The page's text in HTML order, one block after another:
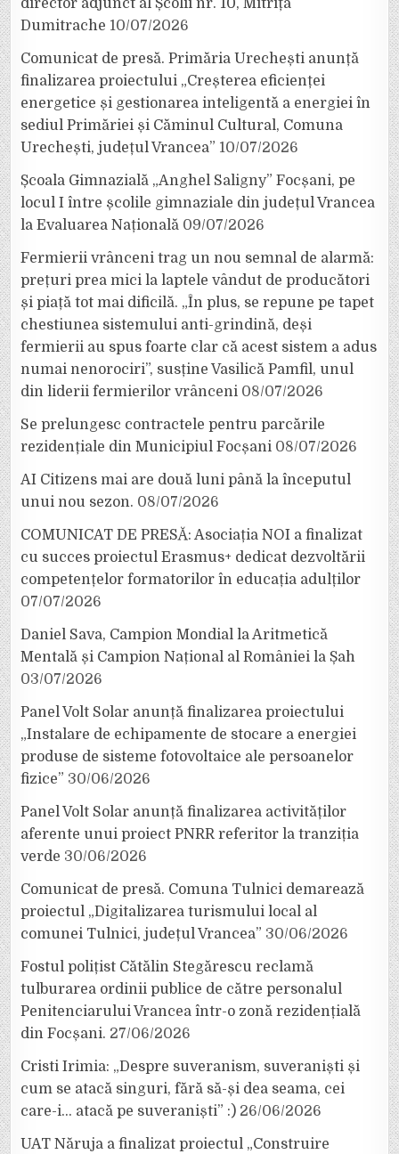
director adjunct al Școlii nr. 10, Mitrița
Dumitrache 10/07/2026
Comunicat de presă. Primăria Urechești anunță
finalizarea proiectului „Creșterea eficienței
energetice și gestionarea inteligentă a energiei în
sediul Primăriei și Căminul Cultural, Comuna
Urechești, județul Vrancea” 10/07/2026
Școala Gimnazială „Anghel Saligny” Focșani, pe
locul I între școlile gimnaziale din județul Vrancea
la Evaluarea Națională 09/07/2026
Fermierii vrânceni trag un nou semnal de alarmă:
prețuri prea mici la laptele vândut de producători
și piață tot mai dificilă. „În plus, se repune pe tapet
chestiunea sistemului anti-grindină, deși
fermierii au spus foarte clar că acest sistem a adus
numai nenorociri”, susține Vasilică Pamfil, unul
din liderii fermierilor vrânceni 08/07/2026
Se prelungesc contractele pentru parcările
rezidențiale din Municipiul Focșani 08/07/2026
AI Citizens mai are două luni până la începutul
unui nou sezon. 08/07/2026
COMUNICAT DE PRESĂ: Asociația NOI a finalizat
cu succes proiectul Erasmus+ dedicat dezvoltării
competențelor formatorilor în educația adulților
07/07/2026
Daniel Sava, Campion Mondial la Aritmetică
Mentală și Campion Național al României la Șah
03/07/2026
Panel Volt Solar anunță finalizarea proiectului
„Instalare de echipamente de stocare a energiei
produse de sisteme fotovoltaice ale persoanelor
fizice” 30/06/2026
Panel Volt Solar anunță finalizarea activităților
aferente unui proiect PNRR referitor la tranziția
verde 30/06/2026
Comunicat de presă. Comuna Tulnici demarează
proiectul „Digitalizarea turismului local al
comunei Tulnici, județul Vrancea” 30/06/2026
Fostul polițist Cătălin Stegărescu reclamă
tulburarea ordinii publice de către personalul
Penitenciarului Vrancea într-o zonă rezidențială
din Focșani. 27/06/2026
Cristi Irimia: „Despre suveranism, suveraniști și
cum se atacă singuri, fără să-și dea seama, cei
care-i… atacă pe suveraniști” :) 26/06/2026
UAT Năruja a finalizat proiectul „Construire